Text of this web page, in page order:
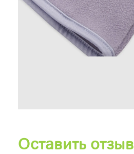
Оставить отзыв